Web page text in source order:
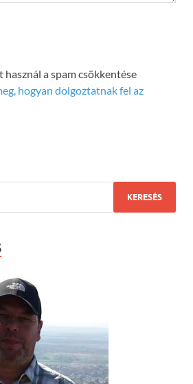
használ a spam csökkentése
hogyan dolgoztatnak fel az